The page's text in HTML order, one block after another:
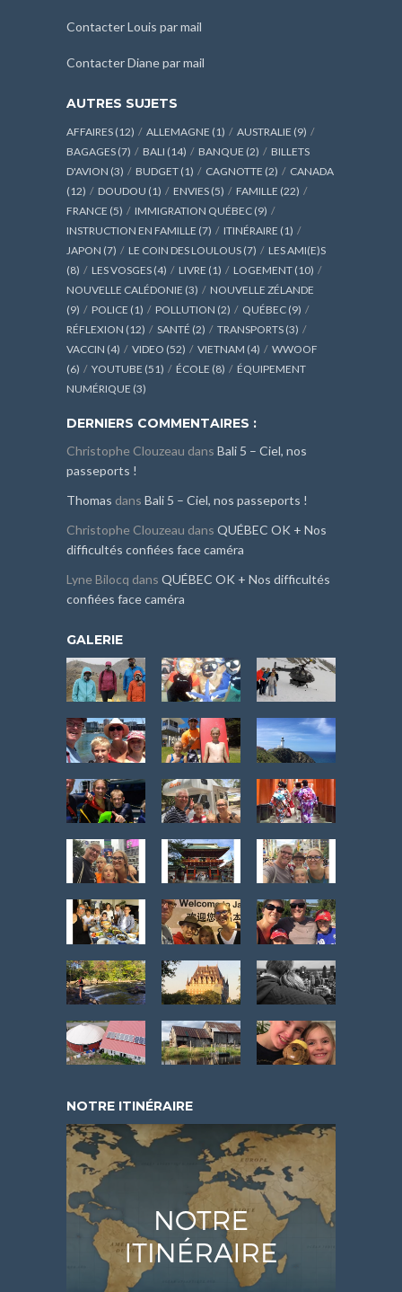
Contacter Louis par mail
Contacter Diane par mail
AUTRES SUJETS
AFFAIRES (12) ALLEMAGNE (1) AUSTRALIE (9)
BAGAGES (7) BALI (14) BANQUE (2)
BILLETS
D'AVION (3) BUDGET (1) CAGNOTTE (2)
CANADA
(12)
DOUDOU (1) ENVIES (5) FAMILLE (22)
FRANCE (5) IMMIGRATION QUÉBEC (9)
INSTRUCTION EN FAMILLE (7) ITINÉRAIRE (1)
JAPON (7) LE COIN DES LOULOUS (7)
LES AMI(E)S
(8)
LES VOSGES (4) LIVRE (1) LOGEMENT (10)
NOUVELLE CALÉDONIE (3)
NOUVELLE ZÉLANDE
(9)
POLICE (1) POLLUTION (2) QUÉBEC (9)
RÉFLEXION (12) SANTÉ (2) TRANSPORTS (3)
VACCIN (4) VIDEO (52) VIETNAM (4)
WWOOF
(6)
YOUTUBE (51) ÉCOLE (8)
ÉQUIPEMENT
NUMÉRIQUE (3)
DERNIERS COMMENTAIRES :
Christophe Clouzeau dans Bali 5 – Ciel, nos
passeports !
Thomas dans Bali 5 – Ciel, nos passeports !
Christophe Clouzeau dans QUÉBEC OK + Nos
difficultés confiées face caméra
Lyne Bilocq dans QUÉBEC OK + Nos difficultés
confiées face caméra
GALERIE
NOTRE ITINÉRAIRE